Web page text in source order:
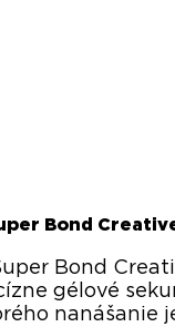
Bond
Bond
gélové
nanášanie